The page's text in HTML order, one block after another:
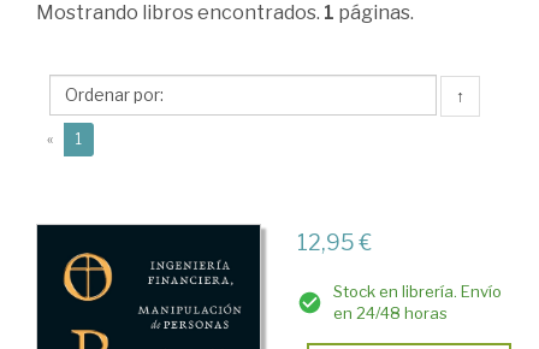
Gore,
Mostrando libros encontrados. 1 páginas.
↑
« 1
12,95 €
Stock en librería. Envío
en 24/48 horas